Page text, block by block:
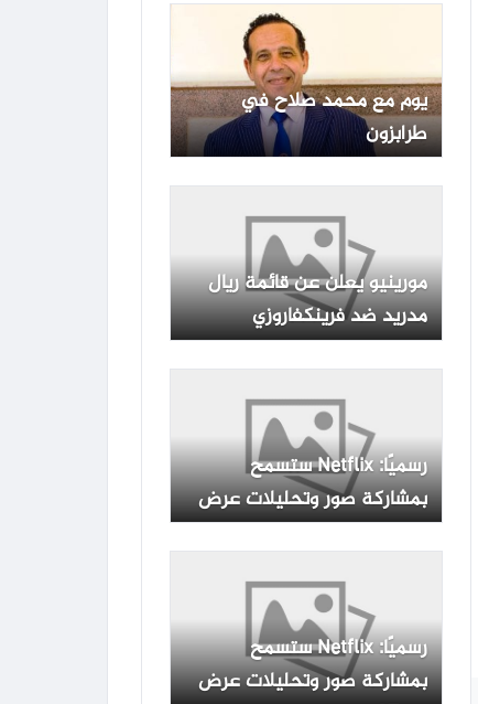
يوم مع محمد صلاح في
طرابزون
مورينيو يعلن عن قائمة ريال
مدريد ضد فرينكفاروزي
رسميًا: Netflix ستسمح
بمشاركة صور وتحليلات عرض
GTA 6!
رسميًا: Netflix ستسمح
بمشاركة صور وتحليلات عرض